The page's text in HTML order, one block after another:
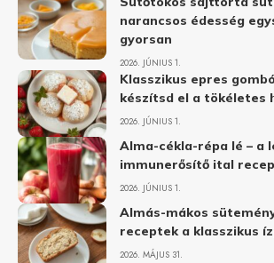
narancsos édesség
gyorsan
2026. JÚNIUS 1.
Klasszikus epres
készítsd el a tökéletes
2026. JÚNIUS 1.
Alma-cékla-répa lé – a
immunerősítő ital
2026. JÚNIUS 1.
Almás-mákos
receptek a klasszikus
2026. MÁJUS 31.